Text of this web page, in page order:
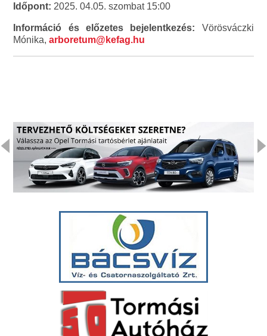
Időpont: 2025. 04.05. szombat 15:00
Információ és előzetes bejelentkezés: Vörösváczki
Mónika,arboretum@kefag.hu